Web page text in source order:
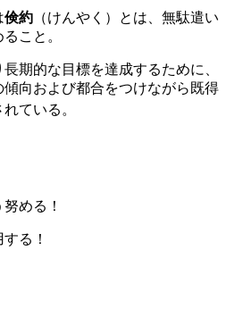
倹約 （けんやく）とは、無駄遣い
こと。
期的な目標を達成するために、
向および都合をつけながら既得
ている。
める！
る！